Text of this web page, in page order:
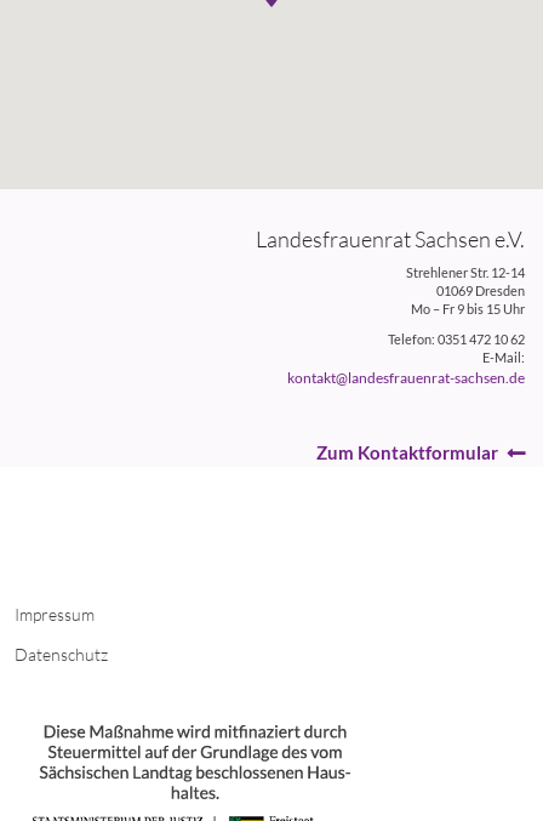
Landesfrauenrat Sachsen e.V.
Strehlener Str. 12-14
01069 Dresden
Mo – Fr 9 bis 15 Uhr
Telefon: 0351 472 10 62
E-Mail:
kontakt@landesfrauenrat-sachsen.de
Zum Kontaktformular
Impressum
Datenschutz